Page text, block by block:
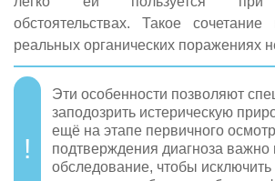
обстоятельствах. Такое
реальных органических поражениях
Эти особенности позволяют
заподозрить истерическую
ещё на этапе первичного
подтверждения диагноза важно
обследование, чтобы исключить